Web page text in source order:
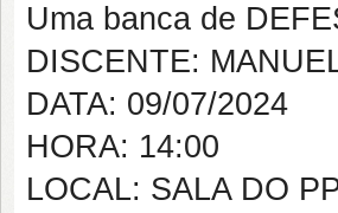
Uma banca de
DISCENTE:
DATA: 09/07/2024
HORA: 14:00
LOCAL: SALA DO